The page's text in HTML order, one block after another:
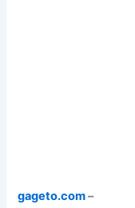
gageto.com–